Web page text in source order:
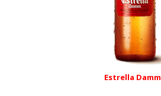
Estrella Damm